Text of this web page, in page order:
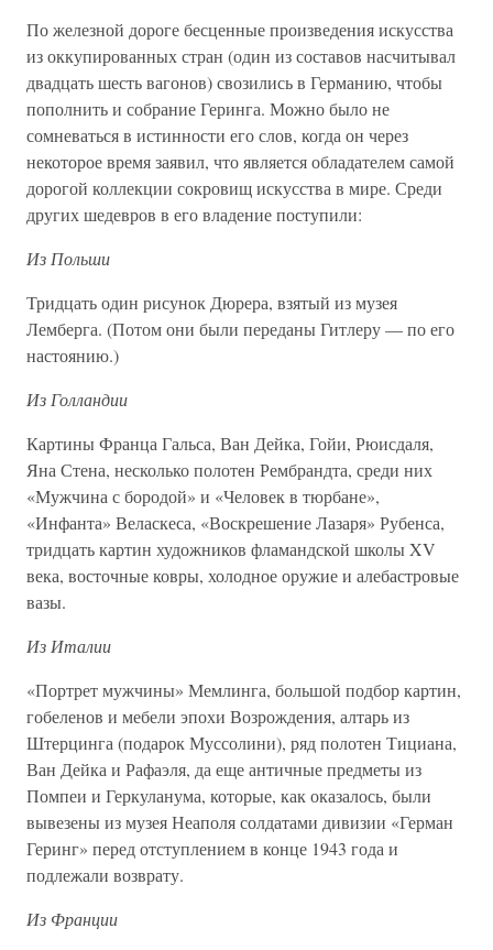
По железной дороге бесценные произведения искусства
из оккупированных стран (один из составов насчитывал
двадцать шесть вагонов) свозились в Германию, чтобы
пополнить и собрание Геринга. Можно было не
сомневаться в истинности его слов, когда он через
некоторое время заявил, что является обладателем самой
дорогой коллекции сокровищ искусства в мире. Среди
других шедевров в его владение поступили:
Из Польши
Тридцать один рисунок Дюрера, взятый из музея
Лемберга. (Потом они были переданы Гитлеру — по его
настоянию.)
Из Голландии
Картины Франца Гальса, Ван Дейка, Гойи, Рюисдаля,
Яна Стена, несколько полотен Рембрандта, среди них
«Мужчина с бородой» и «Человек в тюрбане»,
«Инфанта» Веласкеса, «Воскрешение Лазаря» Рубенса,
тридцать картин художников фламандской школы XV
века, восточные ковры, холодное оружие и алебастровые
вазы.
Из Италии
«Портрет мужчины» Мемлинга, большой подбор картин,
гобеленов и мебели эпохи Возрождения, алтарь из
Штерцинга (подарок Муссолини), ряд полотен Тициана,
Ван Дейка и Рафаэля, да еще античные предметы из
Помпеи и Геркуланума, которые, как оказалось, были
вывезены из музея Неаполя солдатами дивизии «Герман
Геринг» перед отступлением в конце 1943 года и
подлежали возврату.
Из Франции